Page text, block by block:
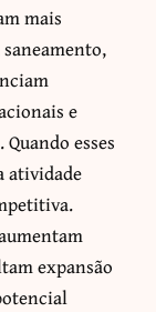
mais
e
esses
atividade
expansão